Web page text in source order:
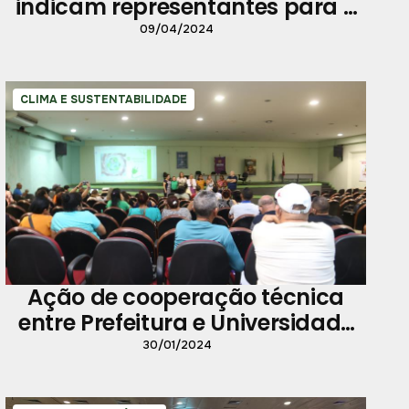
indicam representantes para o
comitê popular de mudanças
09/04/2024
CLIMA E SUSTENTABILIDADE
Ação de cooperação técnica
entre Prefeitura e Universidade
Federal do Pará qualifica
30/01/2024